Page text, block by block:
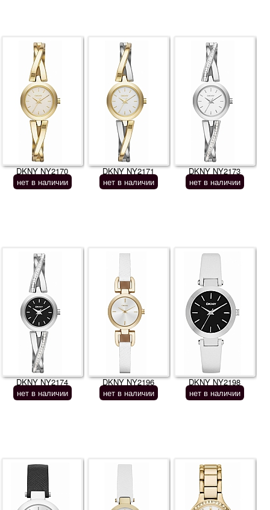
DKNY NY2170
нет в наличии
DKNY NY2171
нет в наличии
DKNY NY2173
нет в наличии
DKNY NY2174
нет в наличии
DKNY NY2196
нет в наличии
DKNY NY2198
нет в наличии